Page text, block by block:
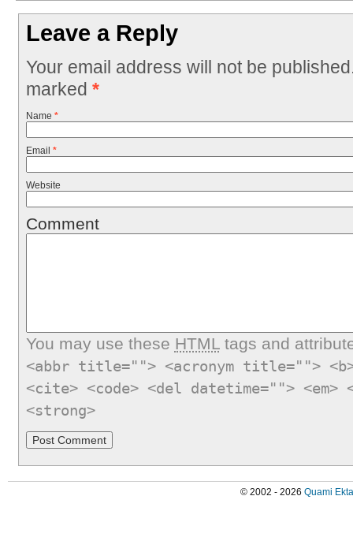
Leave a Reply
Your email address will not be
marked *
Name *
Email *
Website
Comment
You may use these HTMLtags and
<abbr title=""> <acronym title="">
<cite> <code> <del datetime="">
<strong>
© 2002 - 2026 Quami